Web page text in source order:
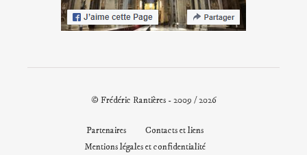
© Frédéric Rantières - 2009 / 2026
Partenaires
Contacts et liens
Mentions légales et confidentialité